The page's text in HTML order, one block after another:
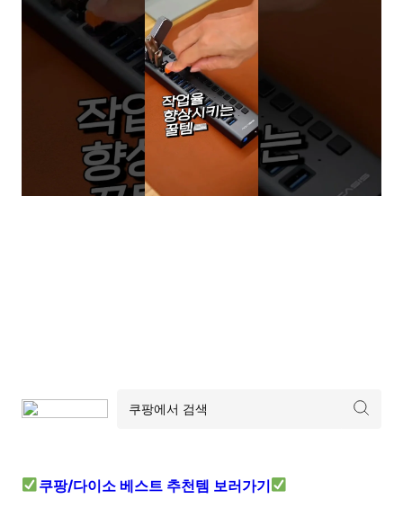
쿠팡/다이소 베스트 추천템 보러가기